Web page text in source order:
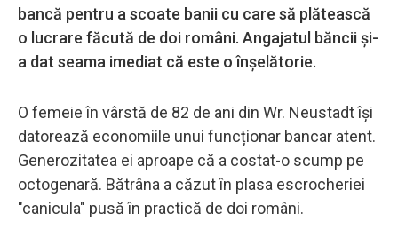
bancă pentru a scoate banii cu care să plătească
o lucrare făcută de doi români. Angajatul băncii și-
a dat seama imediat că este o înșelătorie.
O femeie în vârstă de 82 de ani din Wr. Neustadt își
datorează economiile unui funcționar bancar atent.
Generozitatea ei aproape că a costat-o scump pe
octogenară. Bătrâna a căzut în plasa escrocheriei
"canicula" pusă în practică de doi români.